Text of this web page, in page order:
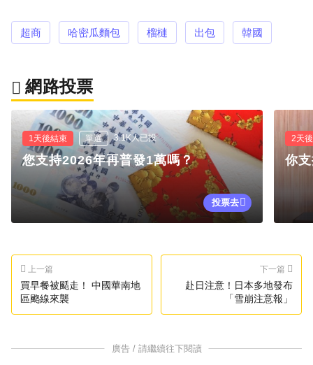
超商 哈密瓜麵包 榴槤 出包 韓國
網路投票
1天後結束 單選 3.1K人已投
您支持2026年再普發1萬嗎？
投票去
2天
你
上一篇
買早餐被颳走！ 中國華南地
區颮線來襲
下一篇
赴日注意！日本多地發布
「雪崩注意報」
廣告 / 請繼續往下閱讀